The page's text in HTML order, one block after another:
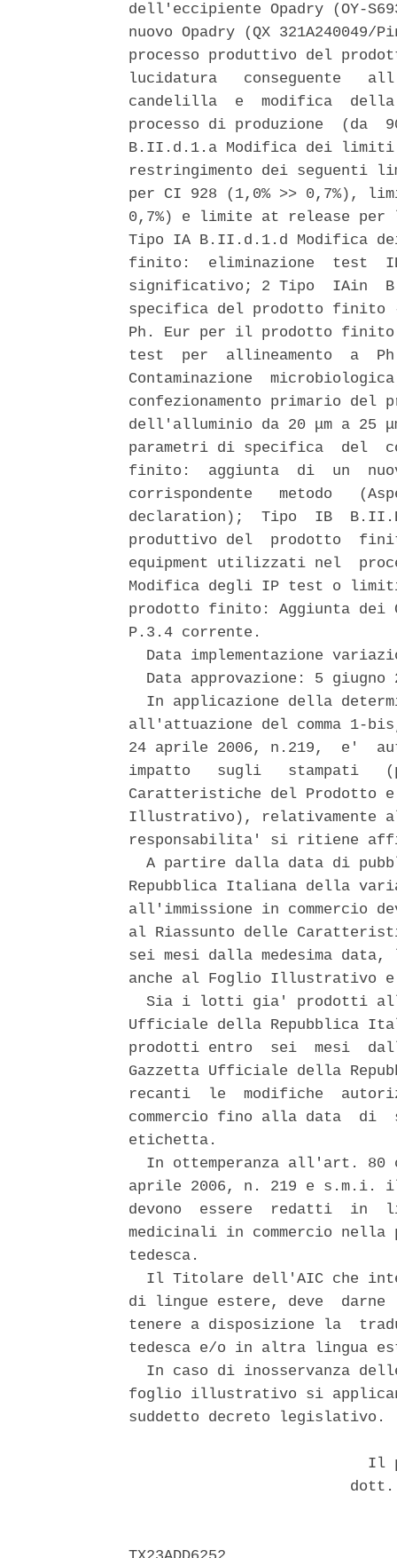
dell'eccipiente Opadry (OY-
nuovo Opadry (QX
processo produttivo del
lucidatura   conseguente
candelilla  e  modifica
processo di produzione
B.II.d.1.a Modifica dei
restringimento dei
per CI 928 (1,0% >> 0,7%),
0,7%) e limite at release per
Tipo IA B.II.d.1.d Modifica
finito:  eliminazione  test
significativo; 2 Tipo  IAin
specifica del prodotto finito -
Ph. Eur per il prodotto
test  per  allineamento  a
Contaminazione
confezionamento primario
dell'alluminio da 20 μm a 25
parametri di specifica  del
finito:  aggiunta  di  un
corrispondente   metodo
declaration);  Tipo  IB
produttivo del  prodotto
equipment utilizzati nel
Modifica degli IP test o
prodotto finito: Aggiunta dei
P.3.4 corrente.
Data implementazione
Data approvazione: 5 giugno
In applicazione della
all'attuazione del comma 1-
24 aprile 2006, n.219,  e'
impatto   sugli   stampati
Caratteristiche del Prodotto
Illustrativo), relativamente
responsabilita' si ritiene
A partire dalla data di
Repubblica Italiana della
all'immissione in commercio
al Riassunto delle
sei mesi dalla medesima
anche al Foglio Illustrativo
Sia i lotti gia' prodotti
Ufficiale della Repubblica
prodotti entro  sei  mesi
Gazzetta Ufficiale della
recanti  le  modifiche
commercio fino alla data  di
etichetta.
In ottemperanza all'art. 80
aprile 2006, n. 219 e
devono  essere  redatti  in
medicinali in commercio
tedesca.
Il Titolare dell'AIC che
di lingue estere, deve  darne
tenere a disposizione la
tedesca e/o in altra lingua
In caso di inosservanza
foglio illustrativo si
suddetto decreto legislativo.
Il